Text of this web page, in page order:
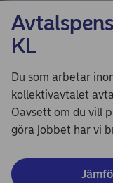
KL
Du som arbetar
kollektivavtalet
Oavsett om du vill
göra jobbet har vi